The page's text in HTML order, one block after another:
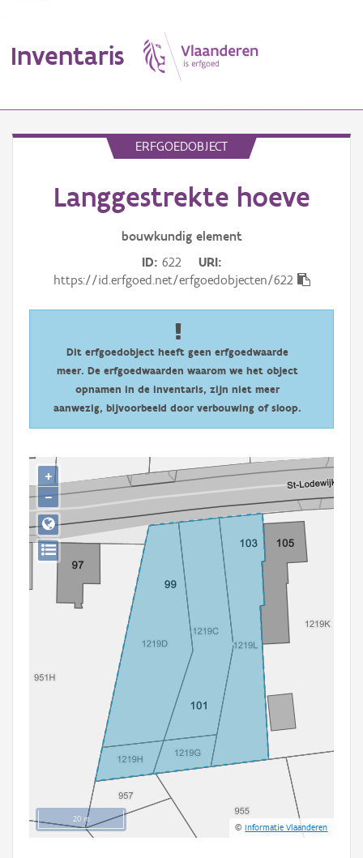
Inventaris
Erfgoedobject
Persoon of collectief
Downloads
Aanmelden
ERFGOEDOBJECT
Langgestrekte hoeve
bouwkundig element
ID 622
URI
https://id.erfgoed.net/erfgoedobjecten/622
Dit erfgoedobject heeft geen erfgoedwaarde
meer. De erfgoedwaarden waarom we het object
opnamen in de inventaris, zijn niet meer
aanwezig, bijvoorbeeld door verbouwing of sloop.
20 m
©Informatie Vlaanderen
+
−